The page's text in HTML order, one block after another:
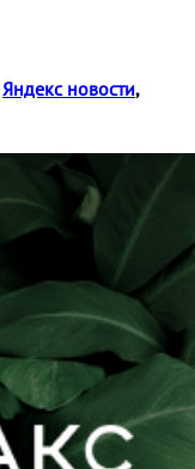
Яндекс новости,